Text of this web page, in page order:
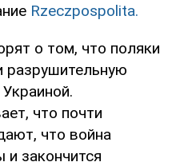
Rzeczpospolita.
о том, что поляки
разрушительную
что почти
что война
и закончится